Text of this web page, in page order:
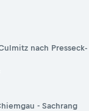
nach Presseck-
- Sachrang